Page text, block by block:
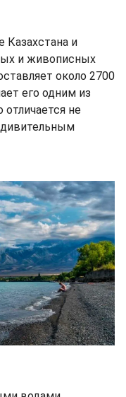
Казахстана и
и живописных
около 2700
его одним из
отличается не